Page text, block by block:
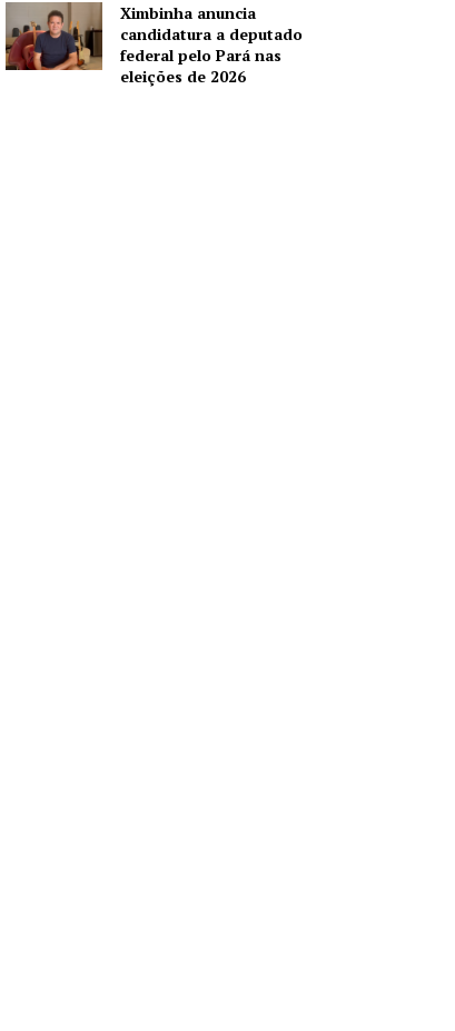
Ximbinha anuncia
candidatura a deputado
federal pelo Pará nas
eleições de 2026